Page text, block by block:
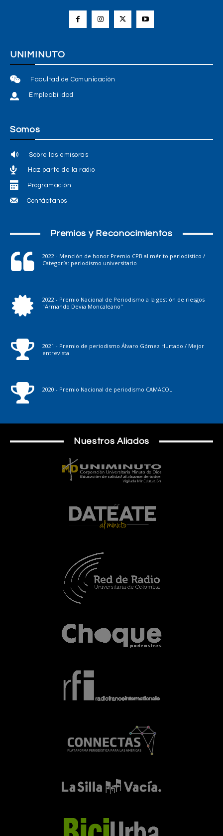
UNIMINUTO
Facultad de Comunicación
Empleabilidad
Somos
Sobre las emisoras
Haz parte de la radio
Programación
Contáctanos
Premios y Reconocimientos
2022 - Mención de honor Premio CPB al mérito periodístico /
Categoría: periodismo universitario
2022 - Premio Nacional de Periodismo a la gestión de riesgos
"Armando Devia Moncaleano"
2021 - Premio de periodismo Álvaro Gómez Hurtado / Mejor
entrevista
2020 - Premio Nacional de periodismo CAMACOL
Nuestros Aliados